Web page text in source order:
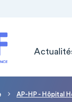
AP-HP - Hôpital